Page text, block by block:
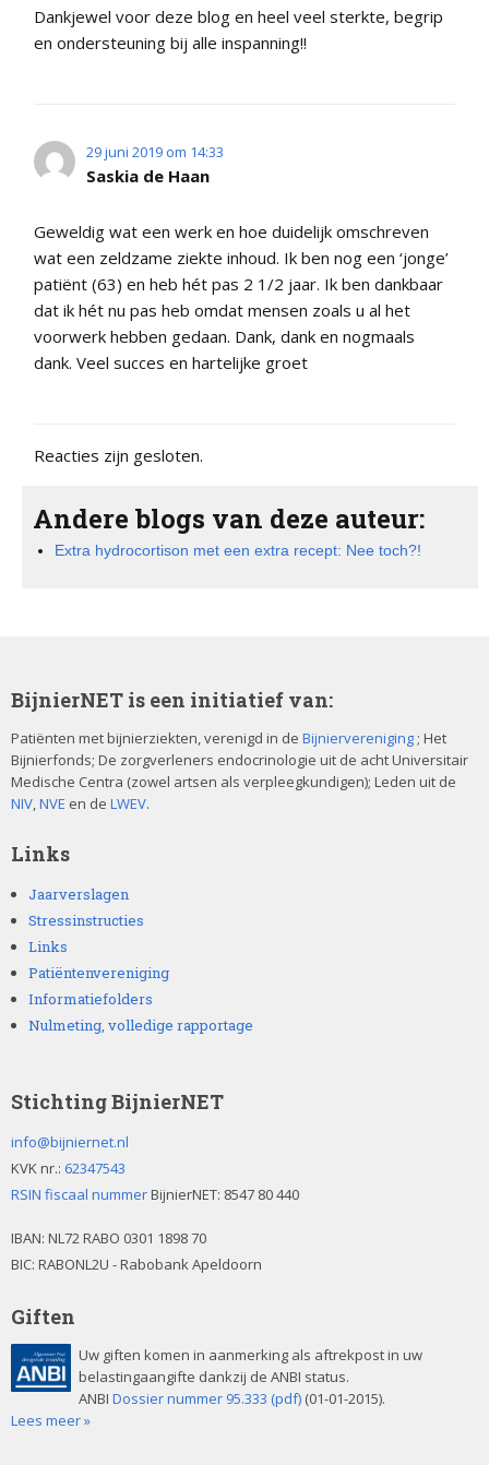
Dankjewel voor deze blog en heel veel sterkte, begrip
en ondersteuning bij alle inspanning!!
29 juni 2019 om 14:33
Saskia de Haan
Geweldig wat een werk en hoe duidelijk omschreven
wat een zeldzame ziekte inhoud. Ik ben nog een ‘jonge’
patiënt (63) en heb hét pas 2 1/2 jaar. Ik ben dankbaar
dat ik hét nu pas heb omdat mensen zoals u al het
voorwerk hebben gedaan. Dank, dank en nogmaals
dank. Veel succes en hartelijke groet
Reacties zijn gesloten.
Andere blogs van deze auteur:
Extra hydrocortison met een extra recept: Nee toch?!
BijnierNET is een initiatief van:
Patiënten met bijnierziekten, verenigd in de Bijniervereniging ; Het
Bijnierfonds; De zorgverleners endocrinologie uit de acht Universitair
Medische Centra (zowel artsen als verpleegkundigen); Leden uit de
NIV,NVE en de LWEV.
Links
Jaarverslagen
Stressinstructies
Links
Patiëntenvereniging
Informatiefolders
Nulmeting, volledige rapportage
Stichting BijnierNET
info@bijniernet.nl
KVK nr.: 62347543
RSIN fiscaal nummerBijnierNET: 8547 80 440
IBAN: NL72 RABO 0301 1898 70
BIC: RABONL2U - Rabobank Apeldoorn
Giften
Uw giften komen in aanmerking als aftrekpost in uw
belastingaangifte dankzij de ANBI status.
ANBI Dossier nummer 95.333 (pdf) (01-01-2015).
Lees meer »